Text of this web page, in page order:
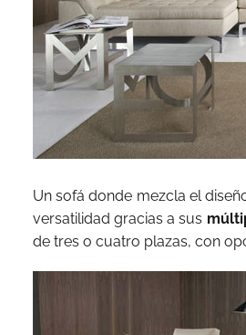
Un sofá donde mezcla el
versatilidad gracias a sus
de tres o cuatro plazas, con